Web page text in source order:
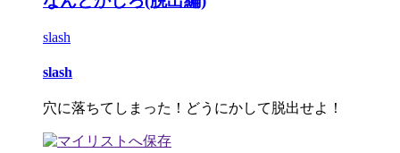
slash
slash
穴に落ちてしまった！どうにかして脱出せよ！